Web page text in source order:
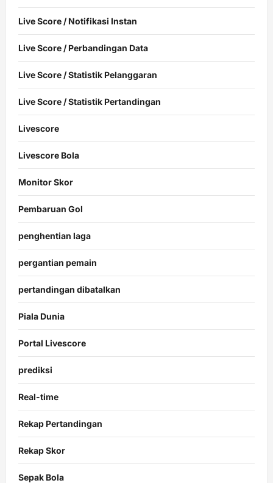
Live Score / Notifikasi Instan
Live Score / Perbandingan Data
Live Score / Statistik Pelanggaran
Live Score / Statistik Pertandingan
Livescore
Livescore Bola
Monitor Skor
Pembaruan Gol
penghentian laga
pergantian pemain
pertandingan dibatalkan
Piala Dunia
Portal Livescore
prediksi
Real-time
Rekap Pertandingan
Rekap Skor
Sepak Bola